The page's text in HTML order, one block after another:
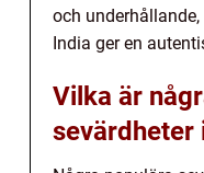
och
India ger en
Vilka är
sevärdheter